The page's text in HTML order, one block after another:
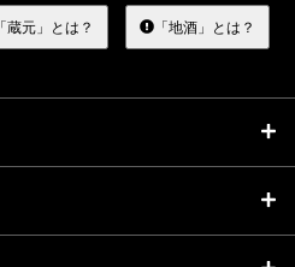
る
「蔵元」とは？ 「地酒」とは？